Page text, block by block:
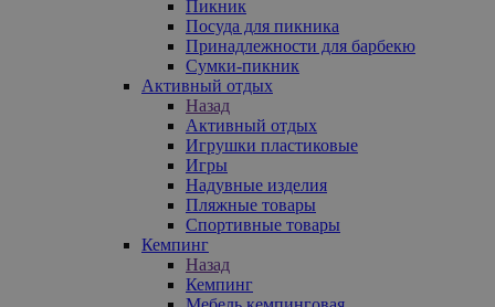
Пикник
Посуда для пикника
Принадлежности для барбекю
Сумки-пикник
Активный отдых
Назад
Активный отдых
Игрушки пластиковые
Игры
Надувные изделия
Пляжные товары
Спортивные товары
Кемпинг
Назад
Кемпинг